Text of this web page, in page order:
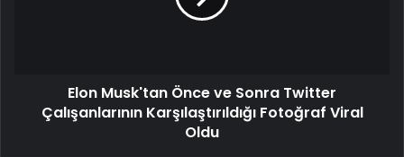
Elon Musk'tan Önce ve Sonra Twitter
Çalışanlarının Karşılaştırıldığı Fotoğraf Viral
Oldu